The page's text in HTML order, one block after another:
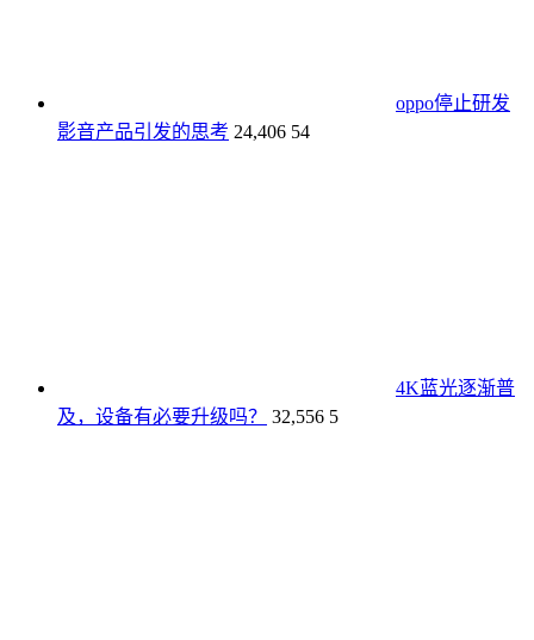
oppo停止研发
影音产品引发的思考 24,406 54
4K蓝光逐渐普
及，设备有必要升级吗？
32,556 5